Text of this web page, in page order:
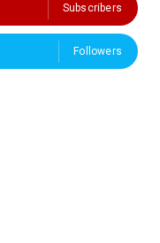
Subscribers
Followers